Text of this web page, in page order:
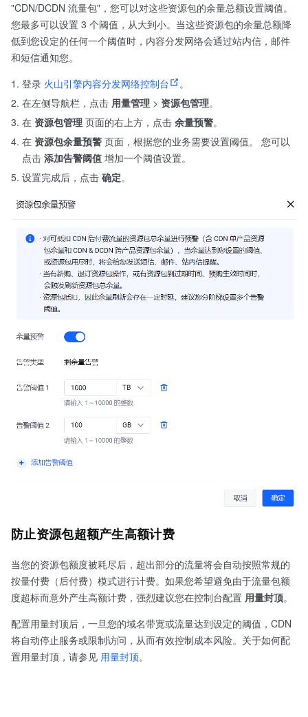
"CDN/DCDN 流量包"，您可以对这些资源包的余量总额设置阈值。
您最多可以设置 3 个阈值，从大到小。当这些资源包的余量总额降
低到您设定的任何一个阈值时，内容分发网络会通过站内信，邮件
和短信通知您。
登录 火山引擎内容分发网络控制台
。
在左侧导航栏，点击 用量管理 > 资源包管理。
在 资源包管理 页面的右上方，点击 余量预警。
在 资源包余量预警 页面，根据您的业务需要设置阈值。 您可以
点击 添加告警阈值 增加一个阈值设置。
设置完成后，点击 确定。
防止资源包超额产生高额计费
当您的资源包额度被耗尽后，超出部分的流量将会自动按照常规的
按量付费（后付费）模式进行计费。如果您希望避免由于流量包额
度超标而意外产生高额计费，强烈建议您在控制台配置 用量封顶。
配置用量封顶后，一旦您的域名带宽或流量达到设定的阈值，CDN
将自动停止服务或限制访问，从而有效控制成本风险。关于如何配
置用量封顶，请参见 用量封顶。